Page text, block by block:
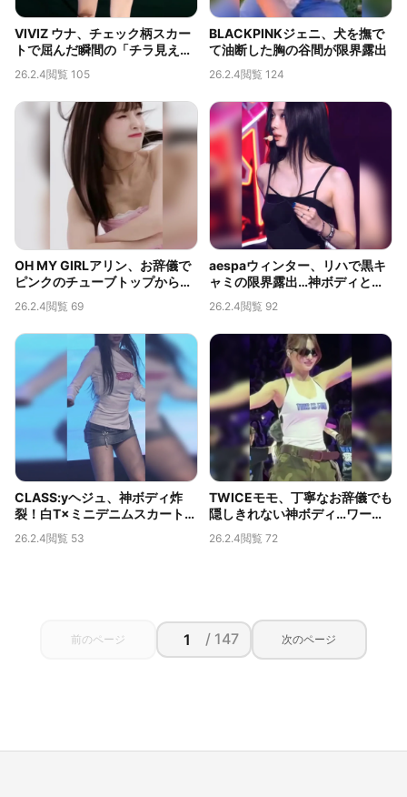
VIVIZ ウナ、チェック柄スカー
トで屈んだ瞬間の「チラ見え」
が伝説的なバックカメラ映像
26.2.4閲覧 105
BLACKPINKジェニ、犬を撫で
て油断した胸の谷間が限界露出
26.2.4閲覧 124
OH MY GIRLアリン、お辞儀で
ピンクのチューブトップからこ
ぼれそうな神ボディ…限界露出
の胸の谷間
26.2.4閲覧 69
aespaウィンター、リハで黒キ
ャミの限界露出…神ボディと脇
のチラ見えが話題
26.2.4閲覧 92
CLASS:yヘジュ、神ボディ炸
裂！白T×ミニデニムスカートか
ら覗くムチムチの太ももが伝説
級
26.2.4閲覧 53
TWICEモモ、丁寧なお辞儀でも
隠しきれない神ボディ…ワール
ドツアーで捉えられた限界露出
の胸の谷間
26.2.4閲覧 72
前のページ / 147 次のページ